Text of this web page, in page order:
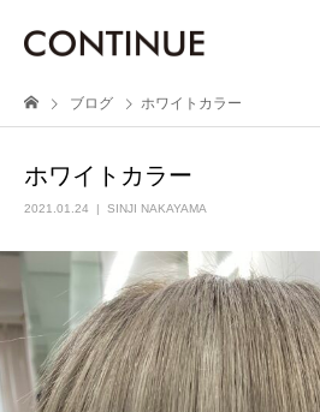
ブログ ホワイトカラー
ホワイトカラー
2021.01.24 SINJI NAKAYAMA